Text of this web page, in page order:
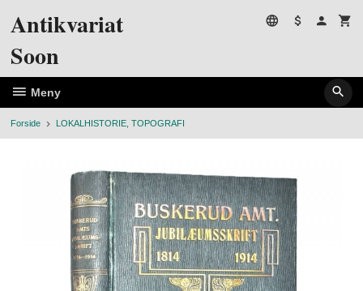
Antikvariat
Soon
Meny
Forside LOKALHISTORIE, TOPOGRAFI